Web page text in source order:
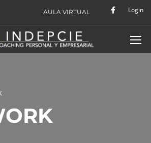
Login
AULA VIRTUAL